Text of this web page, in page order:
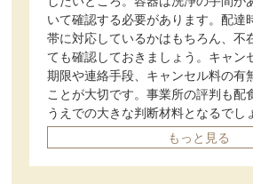
いて確認する必要があります。配達
帯に対応しているかはもちろん、不
ても確認しておきましょう。キャン
期限や連絡手段、キャンセル料の有
ことが大切です。事業所の評判も配
うえでの大きな判断材料となるでし
もっと見る